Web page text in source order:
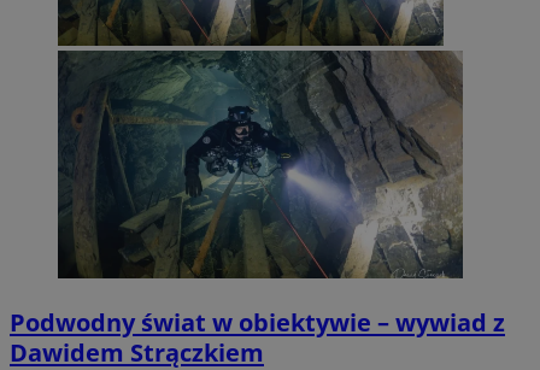
Podwodny świat w obiektywie – wywiad z
Dawidem Strączkiem